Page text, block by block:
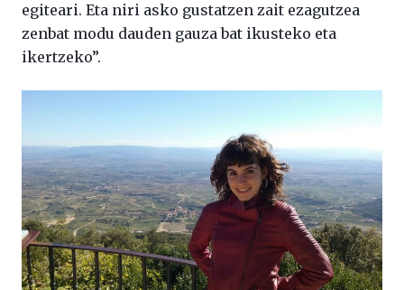
egiteari. Eta niri asko gustatzen zait ezagutzea
zenbat modu dauden gauza bat ikusteko eta
ikertzeko”.